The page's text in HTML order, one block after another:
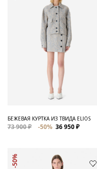
БЕЖЕВАЯ КУРТКА ИЗ ТВИДА ELIOS
73 900 ₽ -50% 36 950 ₽
-50%